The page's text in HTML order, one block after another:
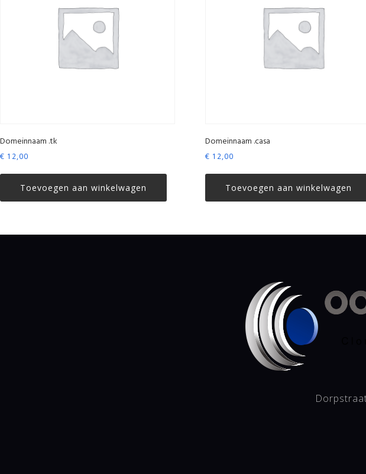
Domeinnaam .tk
€ 12,00
Toevoegen aan winkelwagen
Domeinnaam .casa
€ 12,00
Toevoegen aan winkelwagen